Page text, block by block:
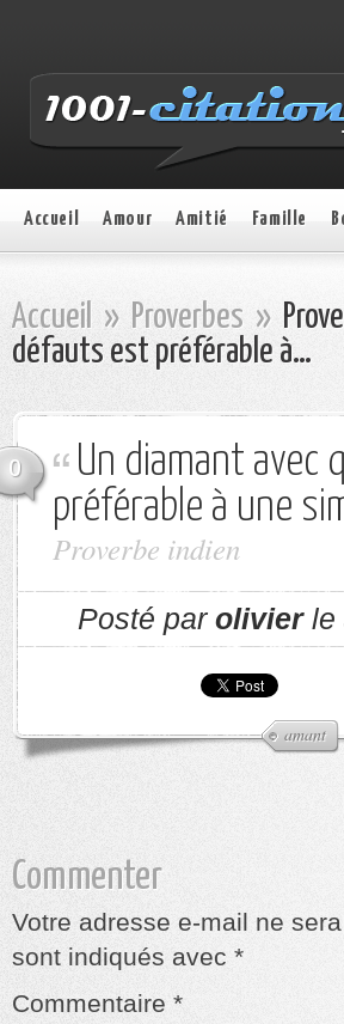
Accueil Amour Amitié Famille
Accueil » Proverbes »
défauts est préférable à…
0
Un diamant avec
préférable à une
Proverbe indien
Posté par olivierle
amant
Commenter
Votre adresse e-mail ne
sont indiqués avec *
Commentaire *